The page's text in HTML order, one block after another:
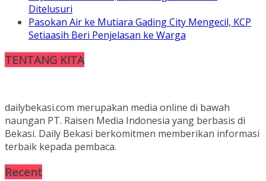
Ditelusuri
Pasokan Air ke Mutiara Gading City Mengecil, KCP
Setiaasih Beri Penjelasan ke Warga
TENTANG KITA
dailybekasi.com merupakan media online di bawah
naungan PT. Raisen Media Indonesia yang berbasis di
Bekasi. Daily Bekasi berkomitmen memberikan informasi
terbaik kepada pembaca.
Recent